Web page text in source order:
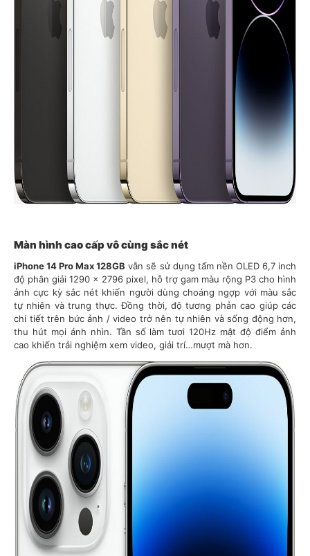
Màn hình cao cấp vô cùng sắc nét
iPhone 14 Pro Max 128GB vẫn sẽ sử dụng tấm nền OLED 6,7 inch
độ phân giải 1290 x 2796 pixel, hỗ trợ gam màu rộng P3 cho hình
ảnh cực kỳ sắc nét khiến người dùng choáng ngợp với màu sắc
tự nhiên và trung thực. Đồng thời, độ tương phản cao giúp các
chi tiết trên bức ảnh / video trở nên tự nhiên và sống động hơn,
thu hút mọi ánh nhìn. Tần số làm tươi 120Hz mật độ điểm ảnh
cao khiến trải nghiệm xem video, giải trí…mượt mà hơn.